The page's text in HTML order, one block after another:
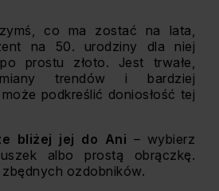
co ma zostać na lata,
na 50. urodziny dla niej
prostu złoto. Jest trwałe,
trendów i bardziej
podkreślić doniosłość tej
bliżej jej do Ani – wybierz
albo prostą obrączkę.
ozdobników.